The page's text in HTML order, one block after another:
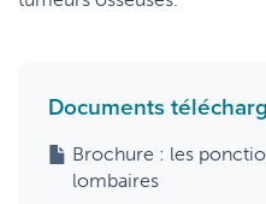
Documents
Brochure : les
lombaires